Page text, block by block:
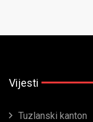
Vijesti
Tuzlanski kanton